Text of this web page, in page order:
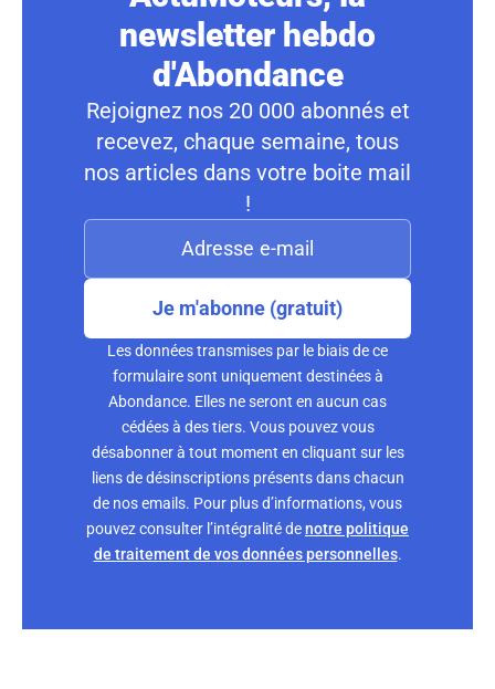
newsletter hebdo
d'Abondance
Rejoignez nos 20 000 abonnés et
recevez, chaque semaine, tous
nos articles dans votre boite mail
!
Je m'abonne (gratuit)
Les données transmises par le biais de ce
formulaire sont uniquement destinées à
Abondance. Elles ne seront en aucun cas
cédées à des tiers. Vous pouvez vous
désabonner à tout moment en cliquant sur les
liens de désinscriptions présents dans chacun
de nos emails. Pour plus d’informations, vous
pouvez consulter l’intégralité denotre politique
de traitement de vos données personnelles.